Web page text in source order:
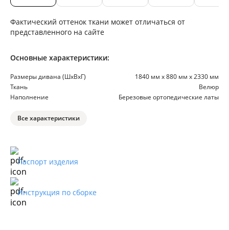
Фактический оттенок ткани может отличаться от
представленного на сайте
Основные характеристики:
Размеры дивана (ШхВхГ)
1840 мм х 880 мм х 2330 мм
Ткань
Велюр
Наполнение
Березовые ортопедические латы
Все характеристики
Паспорт изделия
Инструкция по сборке